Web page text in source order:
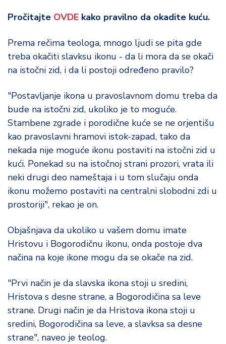
Pročitajte OVDE kako pravilno da okadite kuću.
Prema rečima teologa, mnogo ljudi se pita gde
treba okačiti slavksu ikonu - da li mora da se okači
na istočni zid, i da li postoji određeno pravilo?
"Postavljanje ikona u pravoslavnom domu treba da
bude na istočni zid, ukoliko je to moguće.
Stambene zgrade i porodične kuće se ne orjentišu
kao pravoslavni hramovi istok-zapad, tako da
nekada nije moguće ikonu postaviti na istočni zid u
kući. Ponekad su na istočnoj strani prozori, vrata ili
neki drugi deo nameštaja i u tom slučaju onda
ikonu možemo postaviti na centralni slobodni zdi u
prostoriji", rekao je on.
Objašnjava da ukoliko u vašem domu imate
Hristovu i Bogorodičnu ikonu, onda postoje dva
načina na koje ikone mogu da se okače na zid.
"Prvi način je da slavska ikona stoji u sredini,
Hristova s desne strane, a Bogorodičina sa leve
strane. Drugi način je da Hristova ikona stoji u
sredini, Bogorodičina sa leve, a slavksa sa desne
strane", naveo je teolog.